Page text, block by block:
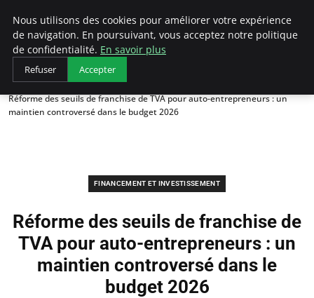
LECFCM
Accueil
Financement et investissement
Réforme des seuils de franchise de TVA pour auto-entrepreneurs : un
maintien controversé dans le budget 2026
FINANCEMENT ET INVESTISSEMENT
Réforme des seuils de franchise de
TVA pour auto-entrepreneurs : un
maintien controversé dans le
budget 2026
Nous utilisons des cookies pour améliorer votre expérience
de navigation. En poursuivant, vous acceptez notre politique
de confidentialité. En savoir plus
Refuser Accepter